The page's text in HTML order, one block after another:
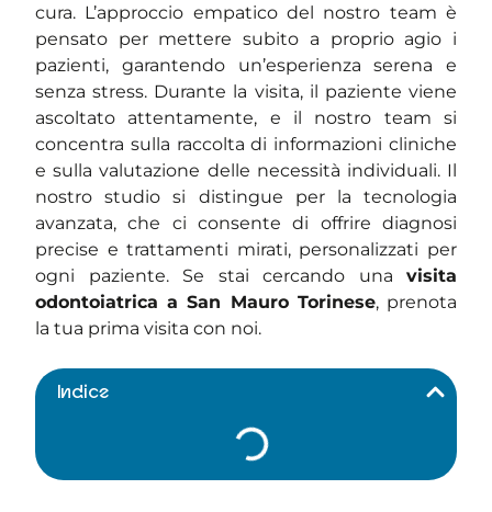
cura. L’approccio empatico del nostro team è
pensato per mettere subito a proprio agio i
pazienti, garantendo un’esperienza serena e
senza stress. Durante la visita, il paziente viene
ascoltato attentamente, e il nostro team si
concentra sulla raccolta di informazioni cliniche
e sulla valutazione delle necessità individuali. Il
nostro studio si distingue per la tecnologia
avanzata, che ci consente di offrire diagnosi
precise e trattamenti mirati, personalizzati per
ogni paziente. Se stai cercando una visita
odontoiatrica a San Mauro Torinese, prenota
la tua prima visita con noi.
Indice